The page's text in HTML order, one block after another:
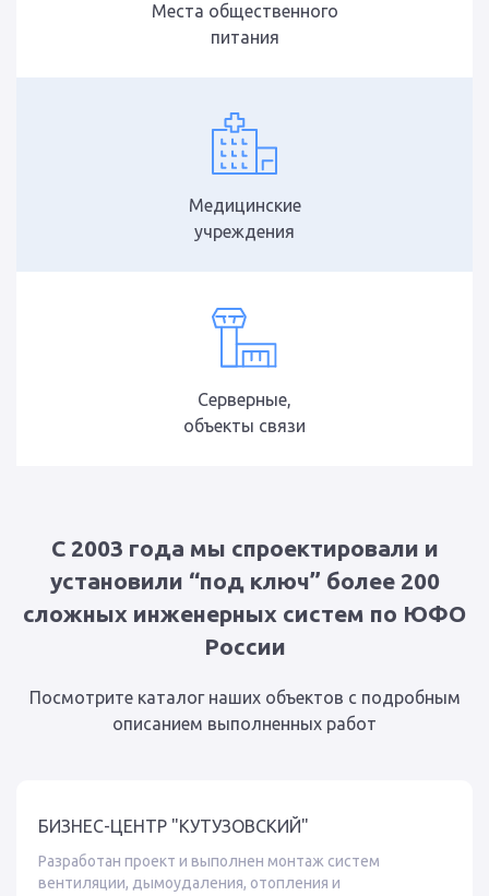
Места общественного
питания
Медицинские
учреждения
Серверные,
объекты связи
С 2003 года мы спроектировали и
установили “под ключ” более 200
сложных инженерных систем по ЮФО
России
Посмотрите каталог наших объектов с подробным
описанием выполненных работ
БИЗНЕС-ЦЕНТР "КУТУЗОВСКИЙ"
Разработан проект и выполнен монтаж систем
вентиляции, дымоудаления, отопления и